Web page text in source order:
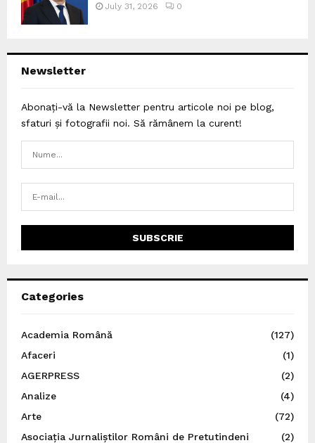
July 31, 2026 0
Newsletter
Abonați-vă la Newsletter pentru articole noi pe blog,
sfaturi și fotografii noi. Să rămânem la curent!
Categories
Academia Română
(127)
Afaceri
(1)
AGERPRESS
(2)
Analize
(4)
Arte
(72)
Asociația Jurnaliștilor Români de Pretutindeni
(2)